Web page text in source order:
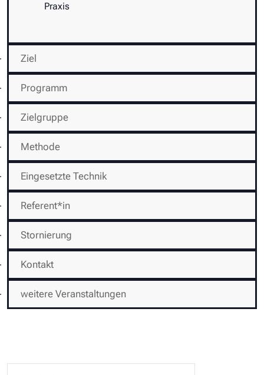
Praxis
Ziel
Programm
Zielgruppe
Methode
Eingesetzte Technik
Referent*in
Stornierung
Kontakt
weitere Veranstaltungen